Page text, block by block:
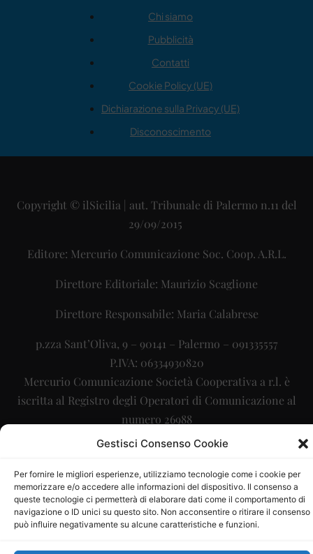
Gestisci Consenso Cookie
Per fornire le migliori esperienze, utilizziamo tecnologie come i cookie per
memorizzare e/o accedere alle informazioni del dispositivo. Il consenso a
queste tecnologie ci permetterà di elaborare dati come il comportamento di
navigazione o ID unici su questo sito. Non acconsentire o ritirare il consenso
può influire negativamente su alcune caratteristiche e funzioni.
Chi siamo
Pubblicità
Contatti
Cookie Policy (UE)
Dichiarazione sulla Privacy (UE)
Disconoscimento
Copyright © ilSicilia | aut. Tribunale di Palermo n.11 del
29/09/2015
Editore: Mercurio Comunicazione Soc. Coop. A.R.L.
Direttore Editoriale: Maurizio Scaglione
Direttore Responsabile: Maria Calabrese
p.zza Sant’Oliva, 9 – 90141 – Palermo – 091335557
P.IVA: 06334930820
Mercurio Comunicazione Società Cooperativa a r.l. è
iscritta al Registro degli Operatori di Comunicazione al
numero 26988
Sito gestito daLa Digitale srl– info@ladigitale.it